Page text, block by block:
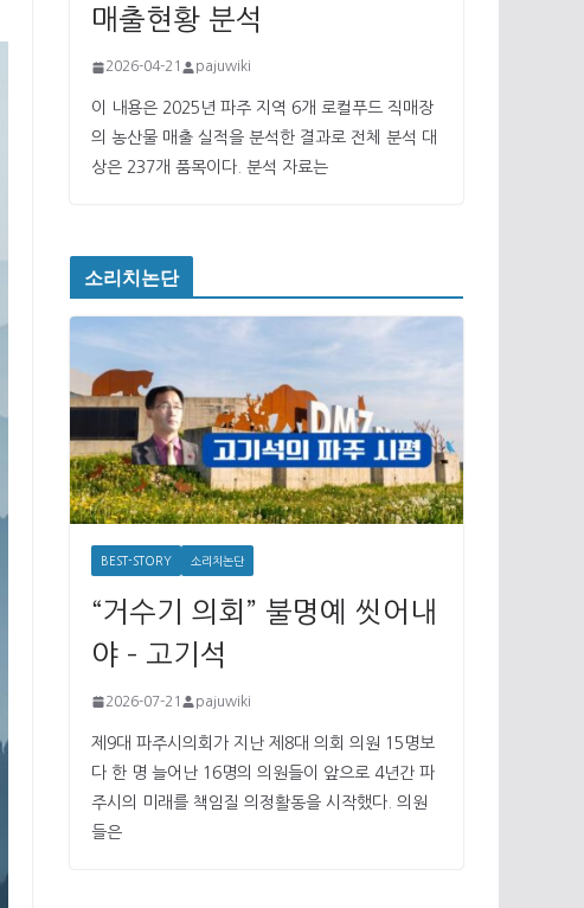
매출현황 분석
2026-04-21 pajuwiki
이 내용은 2025년 파주 지역 6개 로컬푸드 직매장
의 농산물 매출 실적을 분석한 결과로 전체 분석 대
상은 237개 품목이다. 분석 자료는
소리치논단
BEST-STORY 소리치논단
“거수기 의회” 불명예 씻어내
야 – 고기석
2026-07-21 pajuwiki
제9대 파주시의회가 지난 제8대 의회 의원 15명보
다 한 명 늘어난 16명의 의원들이 앞으로 4년간 파
주시의 미래를 책임질 의정활동을 시작했다. 의원
들은